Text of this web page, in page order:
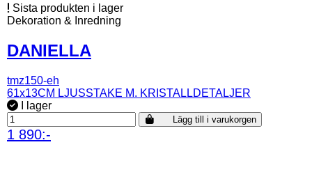
Sista produkten i lager
Dekoration & Inredning
DANIELLA
tmz150-eh
61x13CM LJUSSTAKE M. KRISTALLDETALJER
I lager
Lägg till i varukorgen
1 890:-